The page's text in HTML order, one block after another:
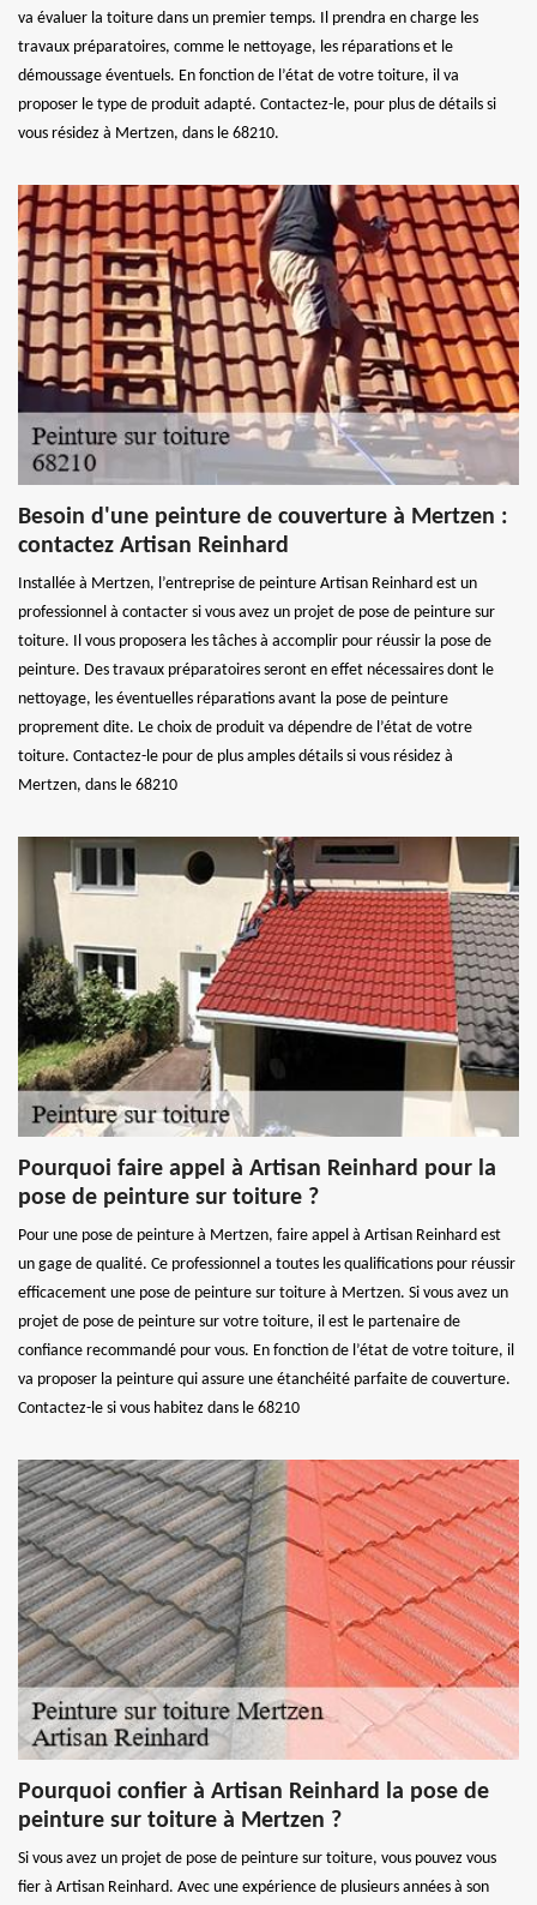
va évaluer la toiture dans un premier temps. Il prendra en charge les
travaux préparatoires, comme le nettoyage, les réparations et le
démoussage éventuels. En fonction de l’état de votre toiture, il va
proposer le type de produit adapté. Contactez-le, pour plus de détails si
vous résidez à Mertzen, dans le 68210.
Besoin d'une peinture de couverture à Mertzen :
contactez Artisan Reinhard
Installée à Mertzen, l’entreprise de peinture Artisan Reinhard est un
professionnel à contacter si vous avez un projet de pose de peinture sur
toiture. Il vous proposera les tâches à accomplir pour réussir la pose de
peinture. Des travaux préparatoires seront en effet nécessaires dont le
nettoyage, les éventuelles réparations avant la pose de peinture
proprement dite. Le choix de produit va dépendre de l’état de votre
toiture. Contactez-le pour de plus amples détails si vous résidez à
Mertzen, dans le 68210
Pourquoi faire appel à Artisan Reinhard pour la
pose de peinture sur toiture ?
Pour une pose de peinture à Mertzen, faire appel à Artisan Reinhard est
un gage de qualité. Ce professionnel a toutes les qualifications pour réussir
efficacement une pose de peinture sur toiture à Mertzen. Si vous avez un
projet de pose de peinture sur votre toiture, il est le partenaire de
confiance recommandé pour vous. En fonction de l’état de votre toiture, il
va proposer la peinture qui assure une étanchéité parfaite de couverture.
Contactez-le si vous habitez dans le 68210
Pourquoi confier à Artisan Reinhard la pose de
peinture sur toiture à Mertzen ?
Si vous avez un projet de pose de peinture sur toiture, vous pouvez vous
fier à Artisan Reinhard. Avec une expérience de plusieurs années à son